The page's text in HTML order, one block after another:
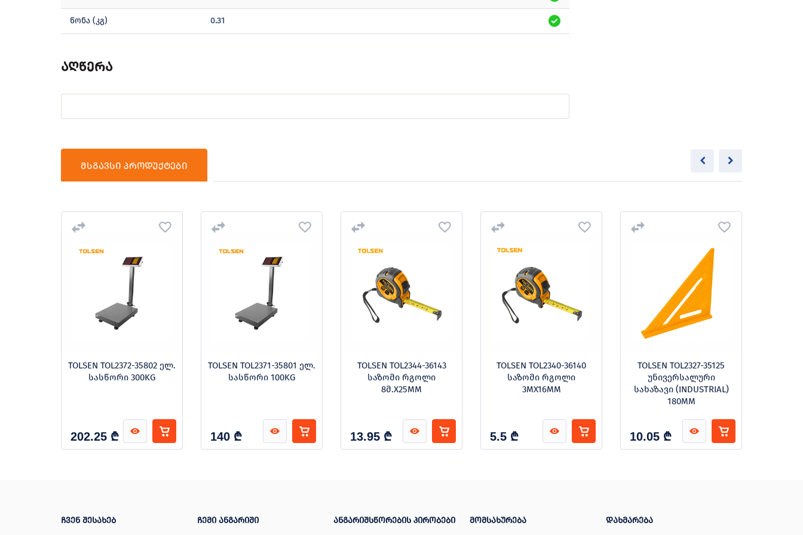
წონა (კგ) 0.31
აღწერა
მსგავსი პროდუქტები
TOLSEN TOL2372-35802 ელ.
სასწორი 300KG
202.25 ₾
TOLSEN TOL2371-35801 ელ.
სასწორი 100KG
140 ₾
TOLSEN TOL2344-36143
საზომი რგოლი
8მ.X25MM
13.95 ₾
TOLSEN TOL2340-36140
საზომი რგოლი
3MX16MM
5.5 ₾
TOLSEN TOL2327-35125
უნივერსალური
სახაზავი (INDUSTRIAL)
180MM
10.05 ₾
ჩვენ შესახებ ჩემი ანგარიში ანგარიშსწორების პირობები მომსახურება დახმარება